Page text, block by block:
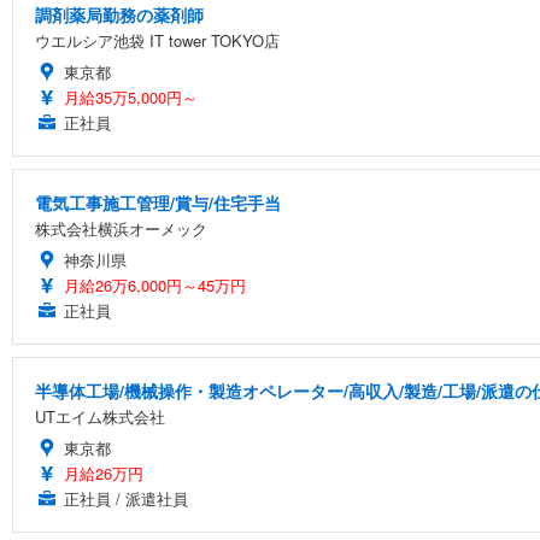
調剤薬局勤務の薬剤師
ウエルシア池袋 IT tower TOKYO店
東京都
月給35万5,000円～
正社員
電気工事施工管理/賞与/住宅手当
株式会社横浜オーメック
神奈川県
月給26万6,000円～45万円
正社員
半導体工場/機械操作・製造オペレーター/高収入/製造/工場/派遣の
UTエイム株式会社
東京都
月給26万円
正社員 / 派遣社員